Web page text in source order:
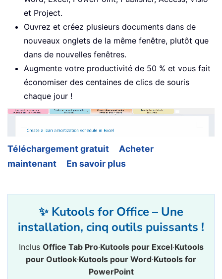
et Project.
Ouvrez et créez plusieurs documents dans de
nouveaux onglets de la même fenêtre, plutôt que
dans de nouvelles fenêtres.
Augmente votre productivité de 50 % et vous fait
économiser des centaines de clics de souris
chaque jour !
Téléchargement gratuit
Acheter
maintenant
En savoir plus
✨ Kutools for Office – Une
installation, cinq outils puissants !
Inclus Office Tab Pro·Kutools pour Excel·Kutools
pour Outlook·Kutools pour Word·Kutools for
PowerPoint